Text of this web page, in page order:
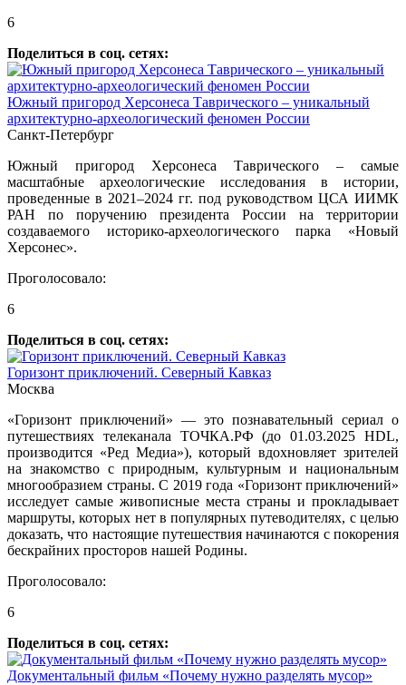
6
Поделиться в соц. сетях:
Южный пригород Херсонеса Таврического – уникальный
архитектурно-археологический феномен России
Санкт-Петербург
Южный пригород Херсонеса Таврического – самые
масштабные археологические исследования в истории,
проведенные в 2021–2024 гг. под руководством ЦСА ИИМК
РАН по поручению президента России на территории
создаваемого историко-археологического парка «Новый
Херсонес».
Проголосовало:
6
Поделиться в соц. сетях:
Горизонт приключений. Северный Кавказ
Москва
«Горизонт приключений» — это познавательный сериал о
путешествиях телеканала ТОЧКА.РФ (до 01.03.2025 HDL,
производится «Ред Медиа»), который вдохновляет зрителей
на знакомство с природным, культурным и национальным
многообразием страны. С 2019 года «Горизонт приключений»
исследует самые живописные места страны и прокладывает
маршруты, которых нет в популярных путеводителях, с целью
доказать, что настоящие путешествия начинаются с покорения
бескрайних просторов нашей Родины.
Проголосовало:
6
Поделиться в соц. сетях:
Документальный фильм «Почему нужно разделять мусор»